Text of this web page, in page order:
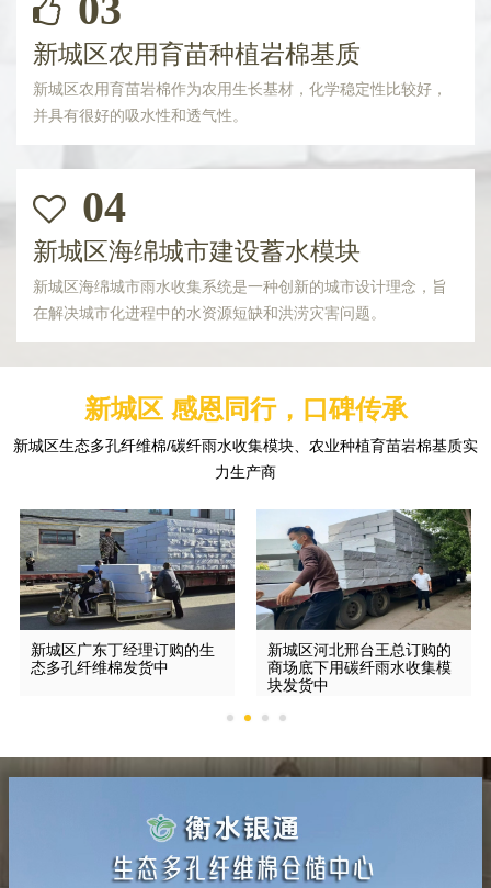
新城区农用育苗种植岩棉基质
新城区农用育苗岩棉作为农用生长基材，化学稳定性比较好，
并具有很好的吸水性和透气性。
04
新城区海绵城市建设蓄水模块
新城区海绵城市雨水收集系统是一种创新的城市设计理念，旨
在解决城市化进程中的水资源短缺和洪涝灾害问题。
新城区 感恩同行，口碑传承
新城区生态多孔纤维棉/碳纤雨水收集模块、农业种植育苗岩棉基质实
力生产商
新城区广东丁经理订购的生
态多孔纤维棉发货中
新城区河北邢台王总订购的
商场底下用碳纤雨水收集模
块发货中